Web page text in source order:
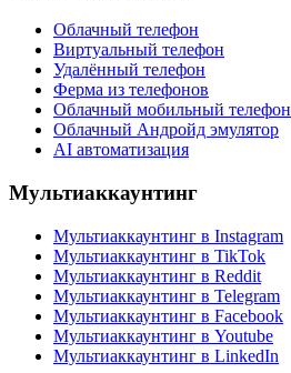
Облачный телефон
Виртуальный телефон
Удалённый телефон
Ферма из телефонов
Облачный мобильный телефон
Облачный Андройд эмулятор
AI автоматизация
Мультиаккаунтинг
Мультиаккаунтинг в Instagram
Мультиаккаунтинг в TikTok
Мультиаккаунтинг в Reddit
Мультиаккаунтинг в Telegram
Мультиаккаунтинг в Facebook
Мультиаккаунтинг в Youtube
Мультиаккаунтинг в LinkedIn